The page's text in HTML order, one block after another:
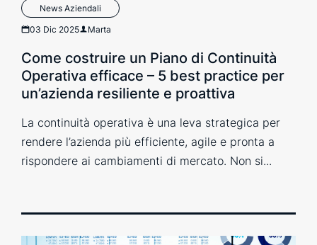
News Aziendali
03 Dic 2025 Marta
Come costruire un Piano di Continuità
Operativa efficace – 5 best practice per
un’azienda resiliente e proattiva
La continuità operativa è una leva strategica per
rendere l’azienda più efficiente, agile e pronta a
rispondere ai cambiamenti di mercato. Non si...